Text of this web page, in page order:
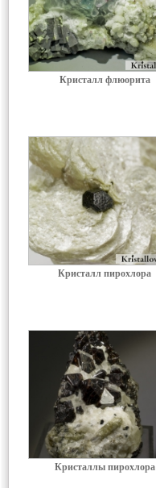
Кристалл флюорита
Кристалл пирохлора
Кристаллы пирохлора